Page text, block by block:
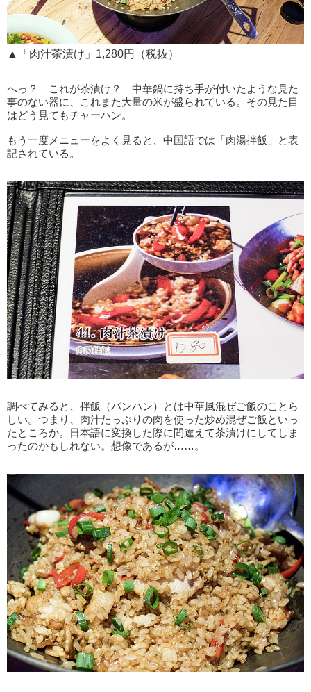
▲「肉汁茶漬け」1,280円（税抜）
へっ？ これが茶漬け？ 中華鍋に持ち手が付いたような見た
事のない器に、これまた大量の米が盛られている。その見た目
はどう見てもチャーハン。
もう一度メニューをよく見ると、中国語では「肉湯拌飯」と表
記されている。
調べてみると、拌飯（バンハン）とは中華風混ぜご飯のことら
しい。つまり、肉汁たっぷりの肉を使った炒め混ぜご飯といっ
たところか。日本語に変換した際に間違えて茶漬けにしてしま
ったのかもしれない。想像であるが……。